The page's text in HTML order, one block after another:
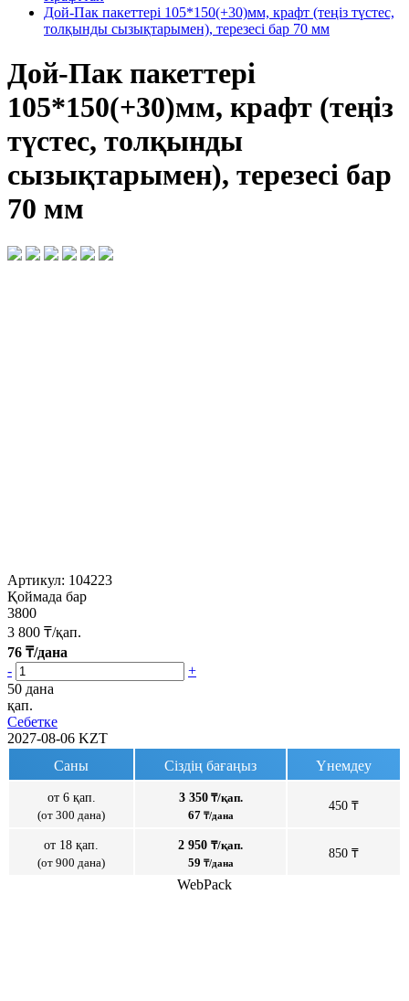
Дой-Пак пакеттері 105*150(+30)мм, крафт (теңіз түстес,
толқынды сызықтарымен), терезесі бар 70 мм
Дой-Пак пакеттері
105*150(+30)мм, крафт (теңіз
түстес, толқынды
сызықтарымен), терезесі бар
70 мм
Артикул: 104223
Қоймада бар
3800
3 800 ₸/қап.
76 ₸/дана
-
+
50 дана
қап.
Себетке
2027-08-06 KZT
Саны
Сіздің бағаңыз Үнемдеу
от 6 қап.
(от 300 дана)
3 350₸/қап.
67 ₸/дана
450 ₸
от 18 қап.
(от 900 дана)
2 950 ₸/қап.
59 ₸/дана
850 ₸
WebPack